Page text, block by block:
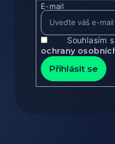
E-mail
Souhlasím s
ochrany
Přihlásit se